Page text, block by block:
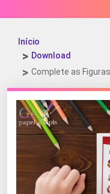
Início
Download
Complete as